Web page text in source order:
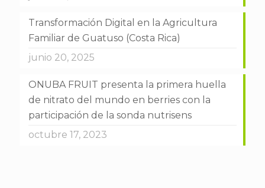
Transformación Digital en la Agricultura
Familiar de Guatuso (Costa Rica)
junio 20, 2025
ONUBA FRUIT presenta la primera huella
de nitrato del mundo en berries con la
participación de la sonda nutrisens
octubre 17, 2023